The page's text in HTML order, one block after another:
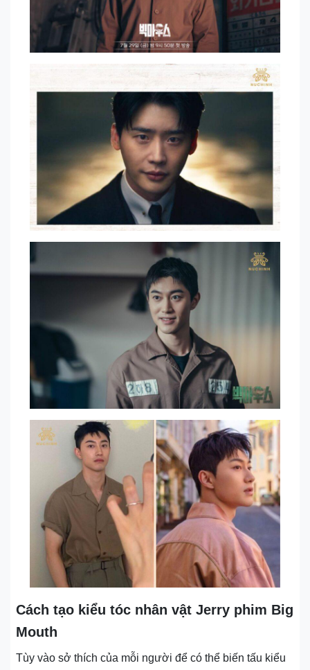
Cách tạo kiểu tóc nhân vật Jerry phim Big
Mouth
Tùy vào sở thích của mỗi người để có thể biến tấu kiểu